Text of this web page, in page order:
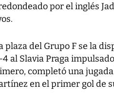
por el inglés
plaza del Grupo F se la
4 al Slavia Praga
completó una
en el primer gol de